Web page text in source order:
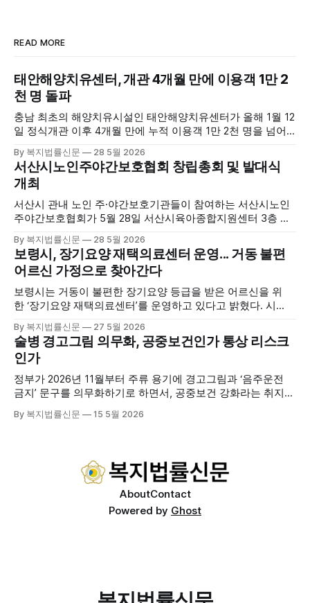
READ MORE
태안해양치유센터, 개관 4개월 만에 이용객 1만 2
천 명 돌파
충남 최초의 해양치유시설인 태안해양치유센터가 올해 1월 12
일 정식개관 이후 4개월 만에 누적 이용객 1만 2천 명을 넘어
양자원을 활용한 맞춤형 프로그램과 차별화된 웰니스 콘텐츠
를 선보이며 관광객과 군민의 발길을 끌고 있다. 센터는 염지
하수, 피트 등 태안의 청정 해양자원을 활용해 몸과 마음의 회
복을 돕는 다양한 프로그램을 운영하고
By 복지법률신문 28 5월 2026
서산시노인주야간보호협회 창립총회 및 발대식
개최
서산시 관내 노인 주·야간보호기관들이 참여하는 서산시노인
주야간보호협회가 5월 28일 서산시육아종합지원센터 3층 공
행사에는 서산시 관내 주·야간보호기관 관계자와 종사자, 유관
기관 내빈 등 약 100여명이 참석했으며, 서산시청 관계자, 서
산시노인복지시설협회, 서산시재가복지협회, 서산시사회복지
사협회 등 지역 노인복지 관련 기관 관계자들이 함께해 협회
출범을 축하했다. 서산시노인주야간보호협회는 서산시 소재
By 복지법률신문 28 5월 2026
보령시, 장기요양 재택의료센터 운영... 거동 불편
어르신 가정으로 찾아간다
보령시는 거동이 불편한 장기요양 등급을 받은 어르신을 위
한 ‘장기요양 재택의료센터’를 운영하고 있다고 밝혔다. 시
고 본격적인 서비스 제공에 나서고 있다. 재택의료센터
는 (한)의사가 거동 불편으로 의료기관 이용이 어렵다고 판단
한 장기요양 등급자를 대상으로, (한)의사·간호사·사회복지사
로 구성된 다학제 팀이 직접 가정을 방문해 건강관리서비스
를 제공하는
By 복지법률신문 27 5월 2026
술병 경고그림 의무화, 공중보건인가 통상 리스크
인가
정부가 2026년 11월부터 주류 용기에 경고그림과 ‘음주운전
금지’ 문구를 의무화하기로 하면서, 공중보건 강화라는 취지와
도는 국제 통상 규범, 영세업체 부담, 소비자 선택권 등 다양한
By 복지법률신문 15 5월 2026
AboutContact
Powered by Ghost